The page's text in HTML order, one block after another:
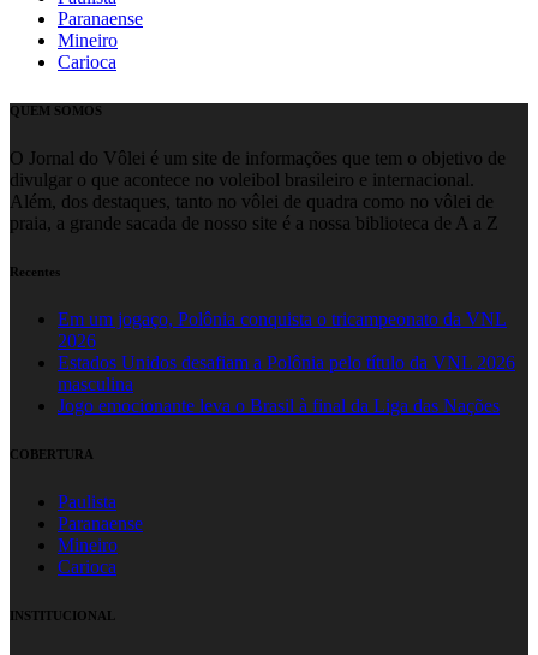
Paranaense
Mineiro
Carioca
QUEM SOMOS
O Jornal do Vôlei é um site de informações que tem o objetivo de
divulgar o que acontece no voleibol brasileiro e internacional.
Além, dos destaques, tanto no vôlei de quadra como no vôlei de
praia, a grande sacada de nosso site é a nossa biblioteca de A a Z
Recentes
Em um jogaço, Polônia conquista o tricampeonato da VNL
2026
Estados Unidos desafiam a Polônia pelo título da VNL 2026
masculina
Jogo emocionante leva o Brasil à final da Liga das Nações
COBERTURA
Paulista
Paranaense
Mineiro
Carioca
INSTITUCIONAL